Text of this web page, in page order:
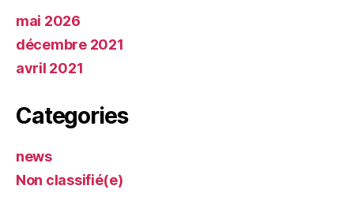
mai 2026
décembre 2021
avril 2021
Categories
news
Non classifié(e)